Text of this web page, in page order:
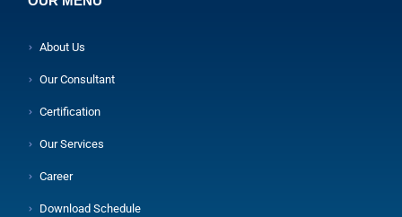
About Us
Our Consultant
Certification
Our Services
Career
Download Schedule